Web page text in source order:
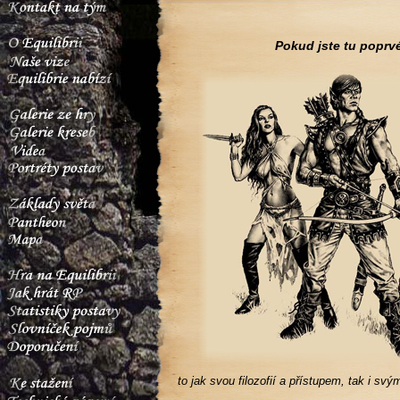
Pokud jste tu
to jak svou filozofií a přístupem, tak i